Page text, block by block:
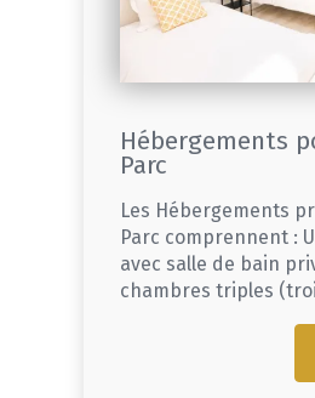
Hébergements
Parc
Les Hébergements
Parc comprennent :
avec salle de bain
chambres triples